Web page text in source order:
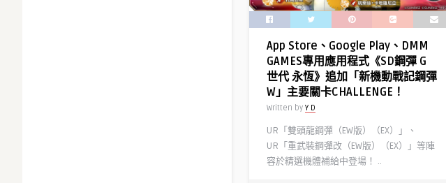
App Store、Google Play、DMM
GAMES專用應用程式《SD鋼彈 G
世代 永恆》追加「新機動戰記鋼彈
W」主要關卡CHALLENGE！
Written by Y D
UR「雙頭龍鋼彈（EW版）（EX）」、
UR「重武裝鋼彈改（EW版）（EX）」等陣
容於精選機體補給中登場！ ..